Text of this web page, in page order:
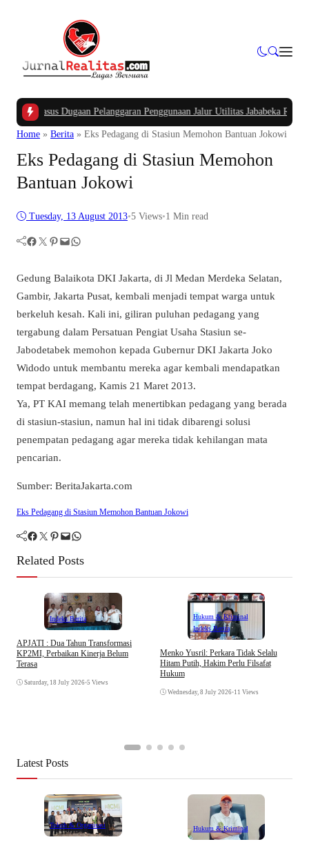
Kasus Dugaan Pelanggaran Penggunaan Jalur Utilitas Jababeka Resmi
Home » Berita » Eks Pedagang di Stasiun Memohon Bantuan Jokowi
Eks Pedagang di Stasiun Memohon
Bantuan Jokowi
Tuesday, 13 August 2013•5 Views•1 Min read
Facebook Twitter Pinterest Mail WhatsApp
Gedung Balaikota DKI Jakarta, di Jl Medan Merdeka Selatan,
Gambir, Jakarta Pusat, kembali menjadi tempat warga untuk
berkeluh kesah. Kali ini, giliran puluhan pedagang yang
tergabung dalam Persatuan Pengiat Usaha Stasiun se-
Jabodetabek memohon kepada Gubernur DKI Jakarta Joko
Widodo untuk membantu mereka agar kembali mendapatkan
tempat berdagang, Kamis 21 Maret 2013.
Ya, PT KAI memang telah menertibkan pedagang yang berada
di stasiun-stasiun, namun hal ini tidak dibarengi solusi
penempatan pedagang agar mereka tidak kehilangan mata
pencarian.
Sumber: BeritaJakarta.com
Eks Pedagang di Stasiun Memohon Bantuan Jokowi
Facebook Twitter Pinterest Mail WhatsApp
Related Posts
Indeks Berita
APJATI : Dua Tahun Transformasi
KP2MI, Perbaikan Kinerja Belum
Terasa
Saturday, 18 July 2026•5 Views
Hukum & Kriminal
Indeks Berita
Menko Yusril: Perkara Tidak Selalu
Hitam Putih, Hakim Perlu Filsafat
Hukum
Wednesday, 8 July 2026•11 Views
Latest Posts
Tokoh & Organisasi Hukum & Kriminal